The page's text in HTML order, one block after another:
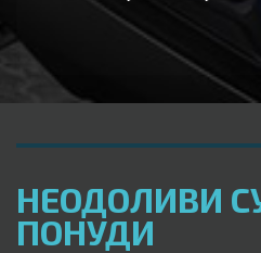
НЕОДОЛИВИ
ПОНУДИ